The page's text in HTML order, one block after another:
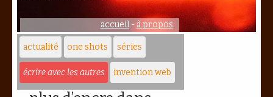
accueil-à propos
actualité one shots séries
écrire avec les autres invention web